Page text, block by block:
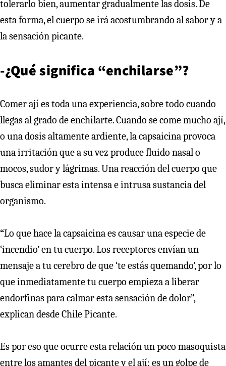
tolerarlo bien, aumentar gradualmente las dosis. De
esta forma, el cuerpo se irá acostumbrando al sabor y a
la sensación picante.
-¿Qué significa “enchilarse”?
Comer ají es toda una experiencia, sobre todo cuando
llegas al grado de enchilarte. Cuando se come mucho ají,
o una dosis altamente ardiente, la capsaicina provoca
una irritación que a su vez produce fluido nasal o
mocos, sudor y lágrimas. Una reacción del cuerpo que
busca eliminar esta intensa e intrusa sustancia del
organismo.
“Lo que hace la capsaicina es causar una especie de
‘incendio’ en tu cuerpo. Los receptores envían un
mensaje a tu cerebro de que ‘te estás quemando’, por lo
que inmediatamente tu cuerpo empieza a liberar
endorfinas para calmar esta sensación de dolor”,
explican desde Chile Picante.
Es por eso que ocurre esta relación un poco masoquista
entre los amantes del picante y el ají: es un golpe de